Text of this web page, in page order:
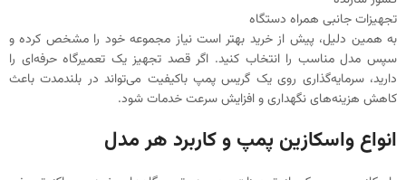
تجهیزات جانبی همراه دستگاه
به همین دلیل، پیش از خرید بهتر است نیاز مجموعه خود را مشخص کرده و
سپس مدل مناسب را انتخاب کنید. اگر قصد تجهیز یک تعمیرگاه حرفه‌ای را
دارید، سرمایه‌گذاری روی یک گریس پمپ باکیفیت می‌تواند در بلندمدت باعث
کاهش هزینه‌های نگهداری و افزایش سرعت خدمات شود.
انواع واسکازین پمپ و کاربرد هر مدل